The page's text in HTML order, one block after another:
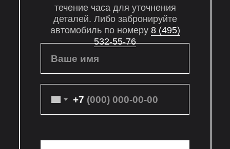
течение часа для уточнения
деталей. Либо забронируйте
автомобиль по номеру 8 (495)
532-55-76
Ваше имя
+7